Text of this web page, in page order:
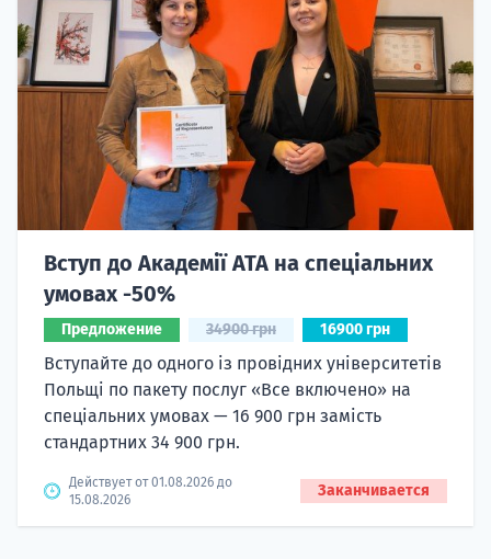
Вступ до Академії ATA на спеціальних
умовах -50%
Предложение 34900 грн 16900 грн
Вступайте до одного із провідних університетів
Польщі по пакету послуг «Все включено» на
спеціальних умовах — 16 900 грн замість
стандартних 34 900 грн.
Действует от 01.08.2026 до
15.08.2026
Заканчивается